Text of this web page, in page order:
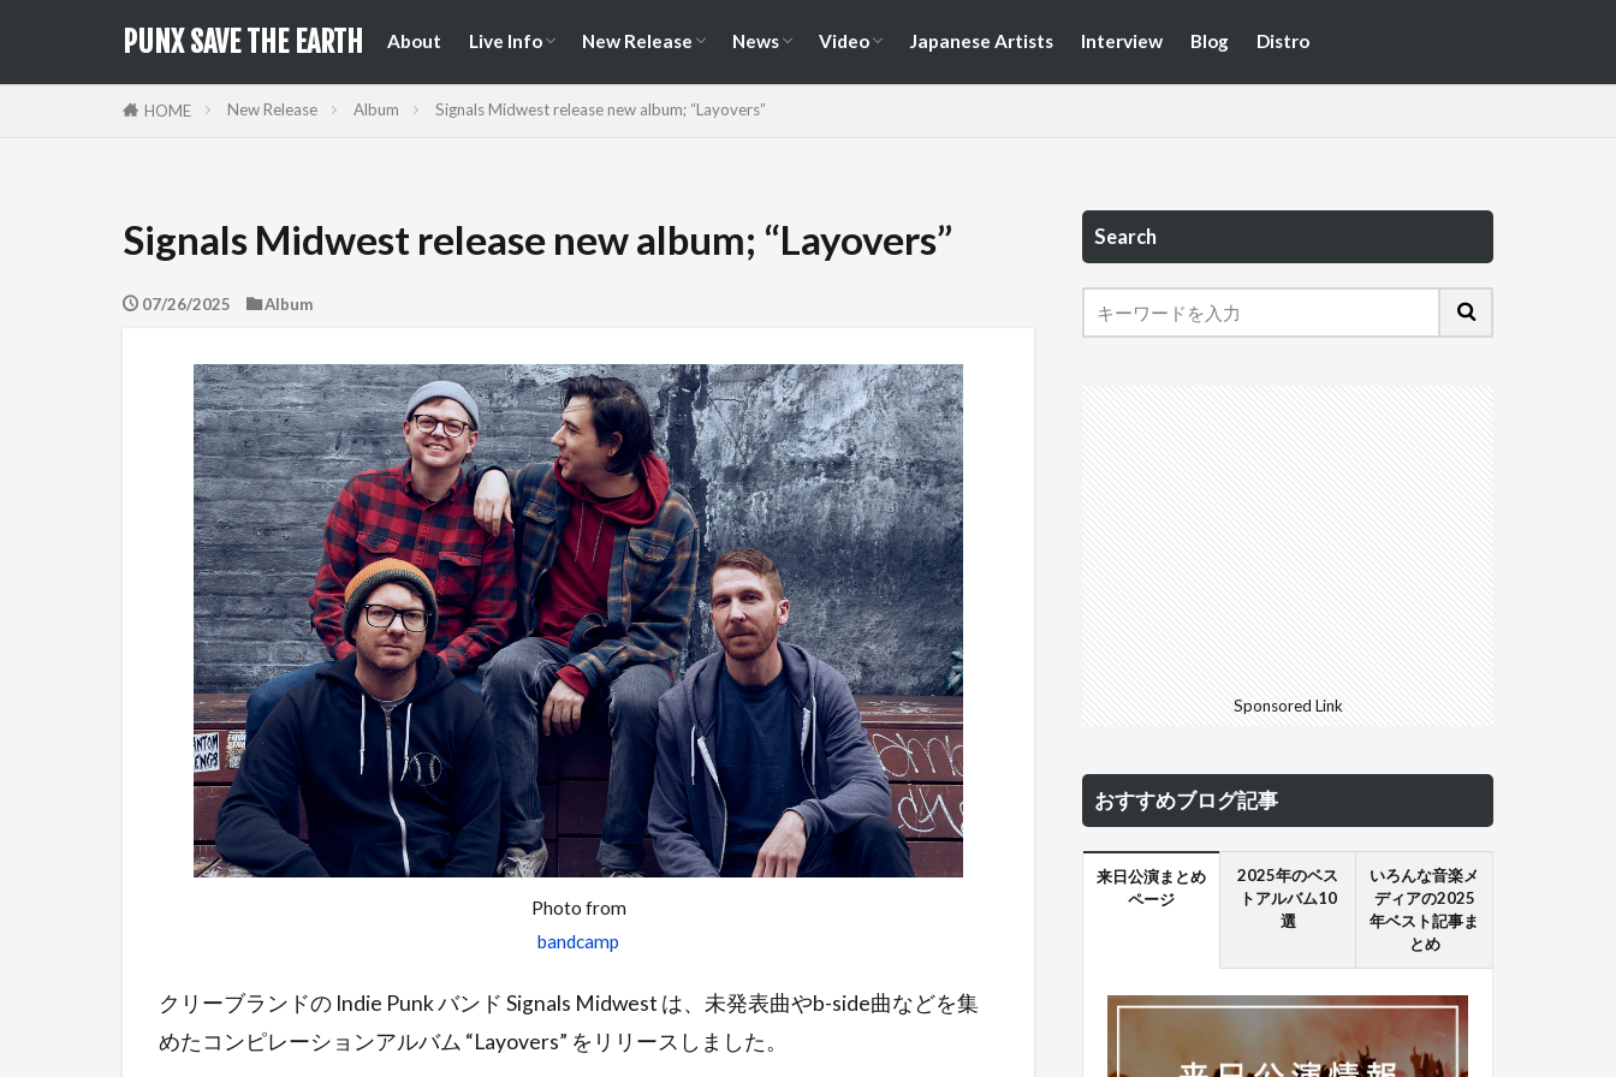
PUNX SAVE THE EARTH About Live Info New Release News Video Japanese Artists Interview Blog Distro
HOME New Release Album Signals Midwest release new album; “Layovers”
Signals Midwest release new album; “Layovers”
07/26/2025 Album
Photo from
bandcamp
クリーブランドの Indie Punk バンド Signals Midwest は、未発表曲やb-side曲などを集
めたコンピレーションアルバム “Layovers” をリリースしました。
Search
Sponsored Link
おすすめブログ記事
来日公演まとめ
ページ
2025年のベス
トアルバム10
選
いろんな音楽メ
ディアの2025
年ベスト記事ま
とめ